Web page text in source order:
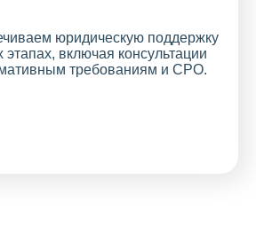
юридическую поддержку
этапах, включая консультации
требованиям и СРО.